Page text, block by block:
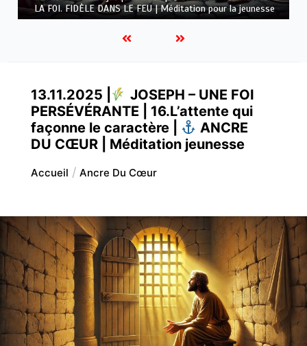
FOI. FIDÈLE DANS LE FEU | Méditation pour la jeunesse
13.11.2025 |
JOSEPH – UNE FOI
PERSÉVÉRANTE | 16.L’attente qui
façonne le caractère |
ANCRE
DU CŒUR | Méditation jeunesse
Accueil Ancre Du Cœur